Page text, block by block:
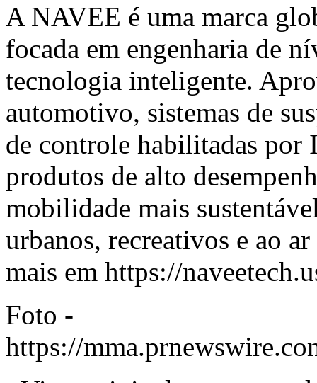
A NAVEE é uma marca
focada em engenharia de
tecnologia inteligente.
automotivo, sistemas de
de controle habilitadas
produtos de alto
mobilidade mais
urbanos, recreativos e ao
mais em https://
Foto -
https://